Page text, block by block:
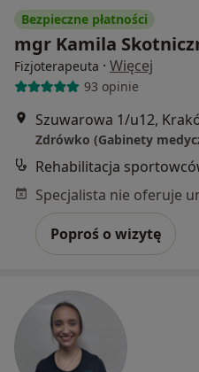
Bezpieczne płatności
mgr Kamila
Fizjoterapeuta · Więcej
93 opinie
Szuwarowa 1/u12,
Zdrówko (Gabinety
Rehabilitacja
Poproś o wizytę